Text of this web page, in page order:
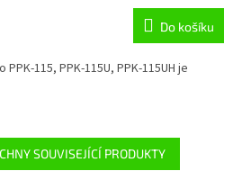
Do košíku
115, PPK-115U, PPK-115UH je
SOUVISEJÍCÍ PRODUKTY